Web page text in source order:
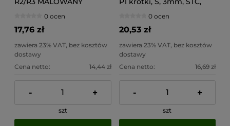
0 ocen
17,76 zł
zawiera 23% VAT, bez kosztów
dostawy
Cena netto:
14,44 zł
- +
szt
0 ocen
20,53 zł
zawiera 23% VAT, bez kosztów
dostawy
Cena netto:
16,69 zł
- +
szt